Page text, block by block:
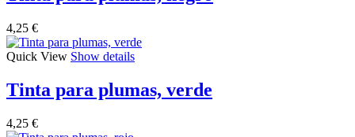
4,25 €
Quick View Show details
Tinta para plumas, verde
4,25 €